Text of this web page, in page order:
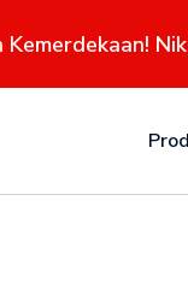
Kemerdekaan!